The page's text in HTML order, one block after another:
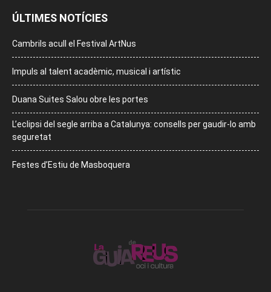
ÚLTIMES NOTÍCIES
Cambrils acull el Festival ArtNus
Impuls al talent acadèmic, musical i artístic
Duana Suites Salou obre les portes
L’eclipsi del segle arriba a Catalunya: consells per gaudir-lo amb
seguretat
Festes d’Estiu de Masboquera